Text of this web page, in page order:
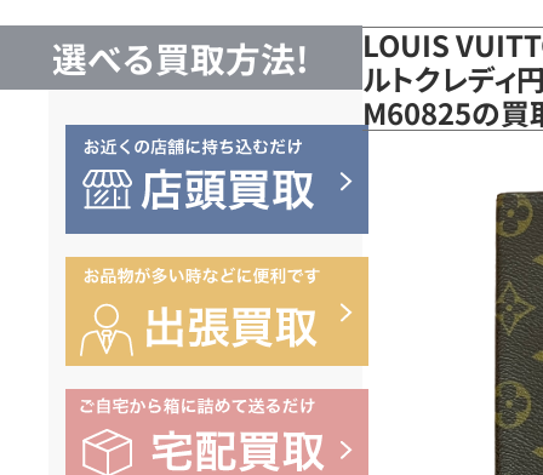
選べる買取方法!
LOUIS
ルトクレディ
M60825の買